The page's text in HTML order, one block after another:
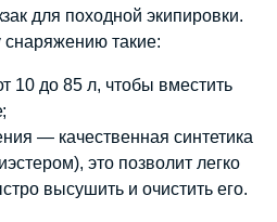
для походной экипировки.
снаряжению такие:
10 до 85 л, чтобы вместить
— качественная синтетика
это позволит легко
высушить и очистить его.